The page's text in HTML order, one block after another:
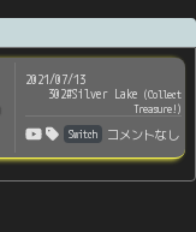
2021/07/13
302#Silver Lake (Collect
Treasure!)
Switch
コメントなし